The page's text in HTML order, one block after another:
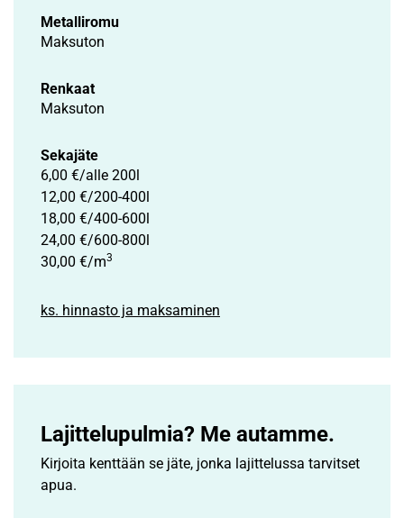
Metalliromu
Maksuton
Renkaat
Maksuton
Sekajäte
6,00 €/alle 200l
12,00 €/200-400l
18,00 €/400-600l
24,00 €/600-800l
30,00 €/m3
ks. hinnasto ja maksaminen
Lajittelupulmia? Me autamme.
Kirjoita kenttään se jäte, jonka lajittelussa tarvitset
apua.